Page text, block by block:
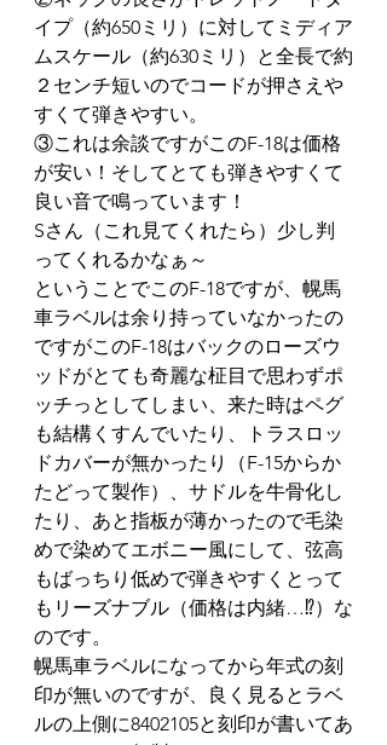
イプ（約650ミリ）に対してミディア
ムスケール（約630ミリ）と全長で約
２センチ短いのでコードが押さえや
すくて弾きやすい。
③これは余談ですがこのF-18は価格
が安い！そしてとても弾きやすくて
良い音で鳴っています！
Sさん（これ見てくれたら）少し判
ってくれるかなぁ～
ということでこのF-18ですが、幌馬
車ラベルは余り持っていなかったの
ですがこのF-18はバックのローズウ
ッドがとても奇麗な柾目で思わずポ
ッチっとしてしまい、来た時はペグ
も結構くすんでいたり、トラスロッ
ドカバーが無かったり（F-15からか
たどって製作）、サドルを牛骨化し
たり、あと指板が薄かったので毛染
めで染めてエボニー風にして、弦高
もばっちり低めで弾きやすくとって
もリーズナブル（価格は内緒…⁉）な
のです。
幌馬車ラベルになってから年式の刻
印が無いのですが、良く見るとラベ
ルの上側に8402105と刻印が書いてあ